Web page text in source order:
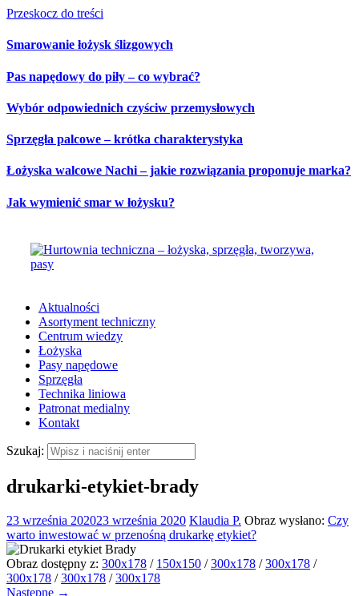
Przeskocz do treści
Smarowanie łożysk ślizgowych
Pas napędowy do piły – co wybrać?
Wybór odpowiednich czyściw przemysłowych
Sprzęgła palcowe – krótka charakterystyka
Łożyska walcowe Nachi – jakie rozwiązania proponuje marka?
Jak wymienić smar w łożysku?
Aktualności
Asortyment techniczny
Centrum wiedzy
Łożyska
Pasy napędowe
Sprzęgła
Technika liniowa
Patronat medialny
Kontakt
Szukaj:
drukarki-etykiet-brady
23 września 202023 września 2020 Klaudia P. Obraz wysłano: Czy
warto inwestować w przenośną drukarkę etykiet?
Obraz dostępny z: 300x178 / 150x150 /300x178 /300x178 /
300x178 /300x178 /300x178
Następne →